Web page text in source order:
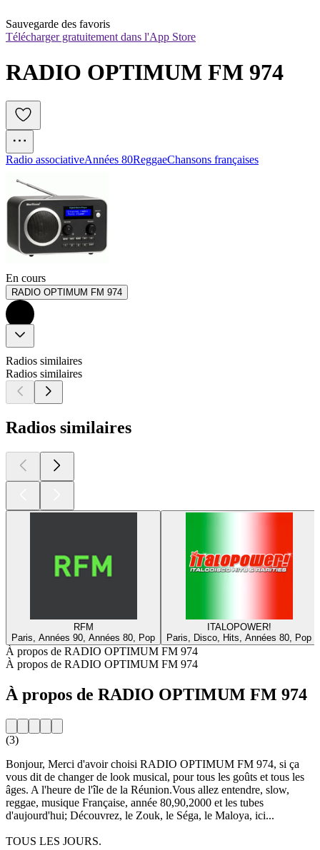
Sauvegarde des favoris
Télécharger gratuitement dans l'App Store
RADIO OPTIMUM FM 974
Radio associativeAnnées 80ReggaeChansons françaises
En cours
RADIO OPTIMUM FM 974
Radios similaires
Radios similaires
Radios similaires
RFM
Paris, Années 90, Années 80, Pop
ITALOPOWER!
Paris, Disco, Hits, Années 80, Pop
À propos de RADIO OPTIMUM FM 974
À propos de RADIO OPTIMUM FM 974
À propos de RADIO OPTIMUM FM 974
(3)
Bonjour, Merci d'avoir choisi RADIO OPTIMUM FM 974, si ça
vous dit de changer de look musical, pour tous les goûts et tous les
âges. A l'heure de l'île de la Réunion.Vous allez entendre, slow,
reggae, musique Française, année 80,90,2000 et les tubes
d'aujourd'hui; Découvrez, le Zouk, le Séga, le Maloya, ici...
TOUS LES JOURS.